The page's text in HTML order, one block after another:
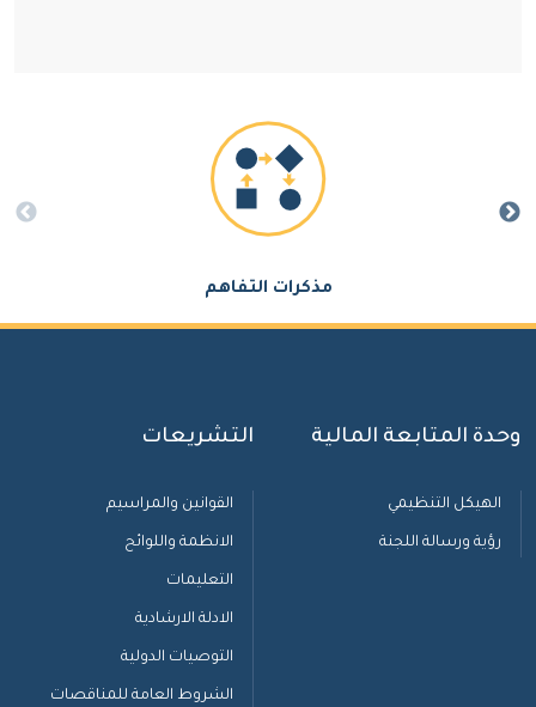
مذكرات التفاهم
وحدة المتابعة المالية
الهيكل التنظيمي
رؤية ورسالة اللجنة
التشريعات
القوانين والمراسيم
الانظمة واللوائح
التعليمات
الادلة الارشادية
التوصيات الدولية
الشروط العامة للمناقصات